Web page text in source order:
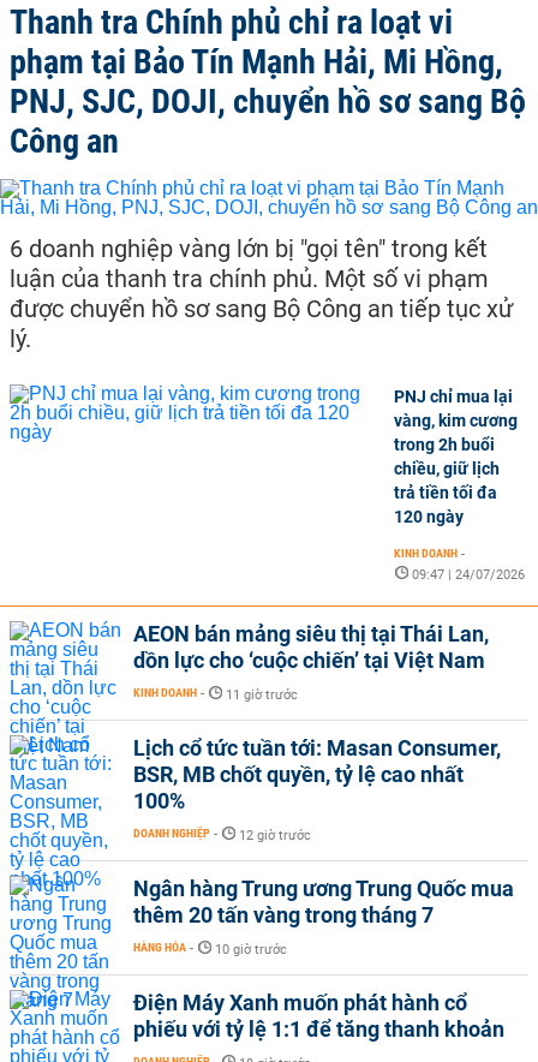
Thanh tra Chính phủ chỉ ra loạt vi
phạm tại Bảo Tín Mạnh Hải, Mi Hồng,
PNJ, SJC, DOJI, chuyển hồ sơ sang Bộ
Công an
6 doanh nghiệp vàng lớn bị "gọi tên" trong kết
luận của thanh tra chính phủ. Một số vi phạm
được chuyển hồ sơ sang Bộ Công an tiếp tục xử
lý.
PNJ chỉ mua lại
vàng, kim cương
trong 2h buổi
chiều, giữ lịch
trả tiền tối đa
120 ngày
KINH DOANH -
09:47 | 24/07/2026
AEON bán mảng siêu thị tại Thái Lan,
dồn lực cho ‘cuộc chiến’ tại Việt Nam
KINH DOANH - 11 giờ trước
Lịch cổ tức tuần tới: Masan Consumer,
BSR, MB chốt quyền, tỷ lệ cao nhất
100%
DOANH NGHIỆP - 12 giờ trước
Ngân hàng Trung ương Trung Quốc mua
thêm 20 tấn vàng trong tháng 7
HÀNG HÓA - 10 giờ trước
Điện Máy Xanh muốn phát hành cổ
phiếu với tỷ lệ 1:1 để tăng thanh khoản